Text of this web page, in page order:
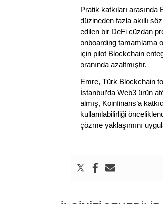
Pratik katkıları arasında
düzineden fazla akıllı
edilen bir DeFi cüzdan
onboarding tamamlama
için pilot Blockchain
oranında azaltmıştır.
Emre, Türk Blockchain
İstanbul’da Web3 ürün
almış, Koinfinans’a
kullanılabilirliği
çözme yaklaşımını